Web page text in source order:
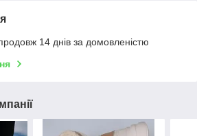
14 днів за домовленістю